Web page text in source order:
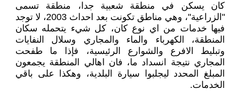
كان يسكن في منطقة شعبية جدا، منطقة تسمى
"الزراعية"، وهي مناطق تكونت بعد احداث 2003، لا توجد
فيها خدمات من اي نوع كان، كل شيء يتحمله سكان
المنطقة، الكهرباء والماء والمجاري وسلال النفايات
وتبليط الافرع والشوارع الرئيسية، فإذا ما طفحت
المجاري نتيجة انسداد ما، فان اهالي المنطقة يجمعون
المبلغ المحدد ليجلبوا سيارة البلدية، وهكذا على باقي
الخدمات.